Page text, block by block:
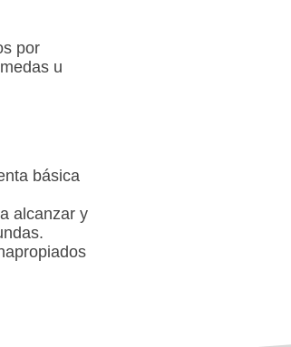
por
u
básica
alcanzar y